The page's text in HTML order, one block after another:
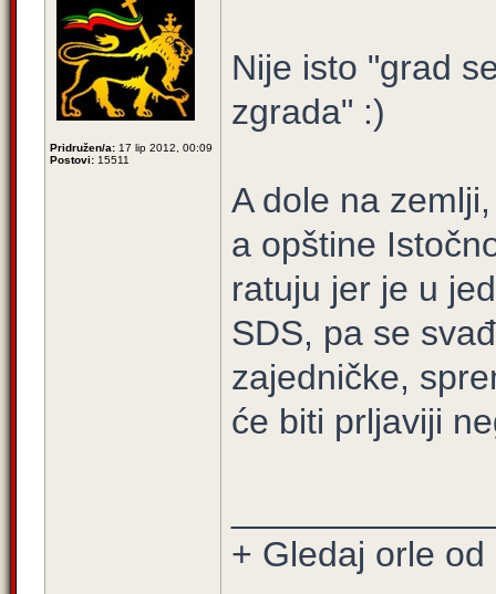
Pridružen/a: 17 lip 2012, 00:09
Postovi: 15511
Nije isto "grad
zgrada" :)
A dole na
a opštine
ratuju jer je u
SDS, pa se
zajedničke,
će biti prljaviji
+ Gledaj orle